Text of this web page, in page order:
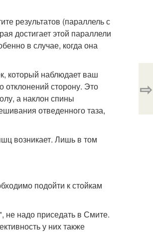
результатов (параллель с
достигает этой параллели
в случае, когда она
который наблюдает ваш
отклонений сторону. Это
а наклон спины
отведенного таза,
возникает. Лишь в том
подойти к стойкам
не надо приседать в Смите.
у них также
⇨